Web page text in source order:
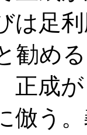
は足
勧め
正成
倣う